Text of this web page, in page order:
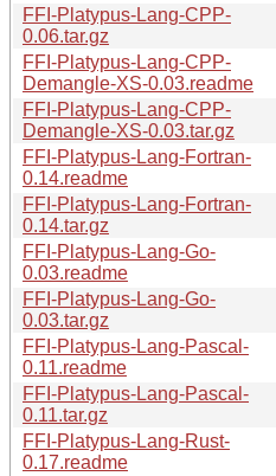
FFI-Platypus-Lang-CPP-
0.06.tar.gz
FFI-Platypus-Lang-CPP-
Demangle-XS-0.03.readme
FFI-Platypus-Lang-CPP-
Demangle-XS-0.03.tar.gz
FFI-Platypus-Lang-Fortran-
0.14.readme
FFI-Platypus-Lang-Fortran-
0.14.tar.gz
FFI-Platypus-Lang-Go-
0.03.readme
FFI-Platypus-Lang-Go-
0.03.tar.gz
FFI-Platypus-Lang-Pascal-
0.11.readme
FFI-Platypus-Lang-Pascal-
0.11.tar.gz
FFI-Platypus-Lang-Rust-
0.17.readme